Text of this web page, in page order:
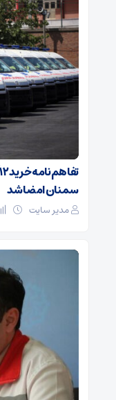
سمنان امضا شد
مدیر سایت